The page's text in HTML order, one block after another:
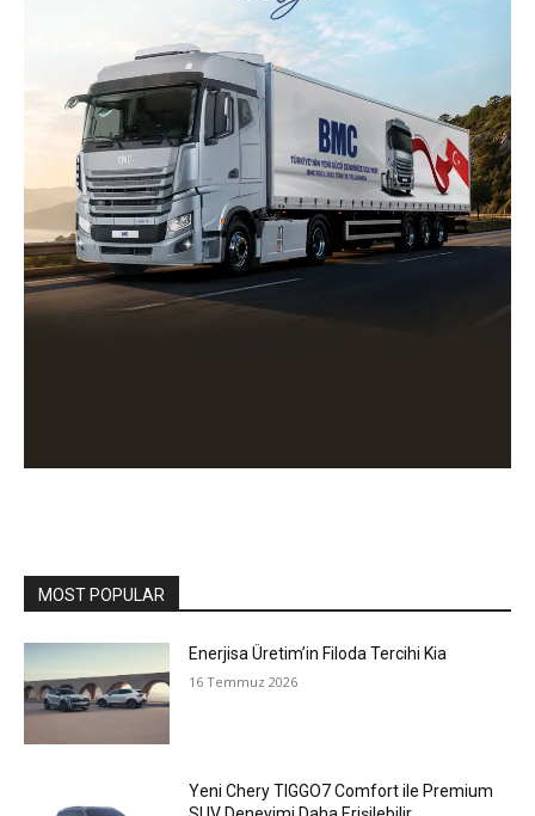
MOST POPULAR
Enerjisa Üretim’in Filoda Tercihi Kia
16 Temmuz 2026
Yeni Chery TIGGO7 Comfort ile Premium